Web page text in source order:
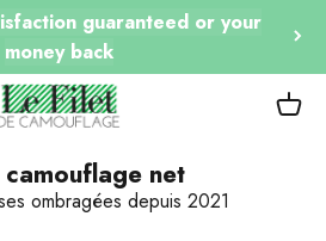
guaranteed or your
money back
Filet de Camouflage View
net
ombragées depuis 2021